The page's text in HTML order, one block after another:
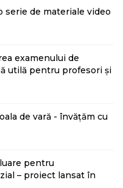
serie de materiale video
examenului de
utilă pentru profesori și
de vară - învățăm cu
pentru
– proiect lansat în